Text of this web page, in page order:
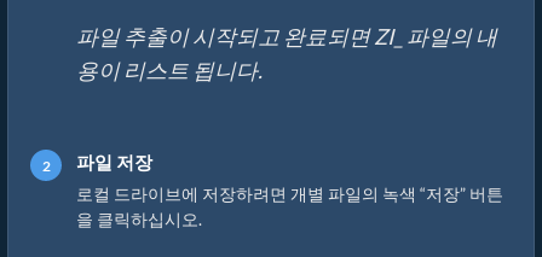
파일 추출이 시작되고 완료되면 ZI_ 파일의 내
용이 리스트 됩니다.
파일 저장
로컬 드라이브에 저장하려면 개별 파일의 녹색 “저장” 버튼
을 클릭하십시오.